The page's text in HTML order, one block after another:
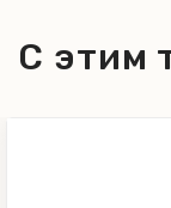
С этим